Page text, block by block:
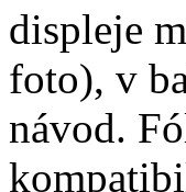
displeje
foto), v
návod.